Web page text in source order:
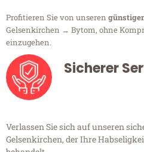
Profitieren Sie von unseren
Gelsenkirchen → Bytom, ohne
einzugehen.
Sicherer
Verlassen Sie sich auf unseren
Gelsenkirchen, der Ihre